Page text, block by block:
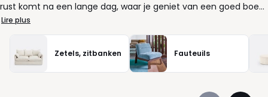
rust komt na een lange dag, waar je geniet van een goed boek
of samen bent met wie je graag ziet. Daarom verdient hij het
om er altijd op zijn best uit te zien én comfortabel te blijven.
Een zetelhoes helpt je daarbij: ze verlengt de levensduur van je
zetel en brengt in één beweging een frisse toets in je interieur.
Of je nu houdt van een zachte, soepele stof of liever een strak
Lire plus
Zetels, zitbanken Fauteuils